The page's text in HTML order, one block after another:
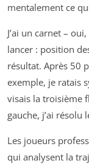
mentalement ce
J’ai un carnet –
lancer : position
résultat. Après 50
exemple, je ratais
visais la troisième
gauche, j’ai
Les joueurs
qui analysent la